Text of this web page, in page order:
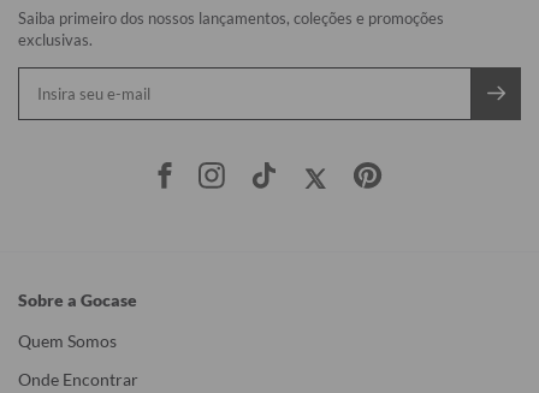
Saiba primeiro dos nossos lançamentos, coleções e promoções
exclusivas.
Sobre a Gocase
Quem Somos
Onde Encontrar